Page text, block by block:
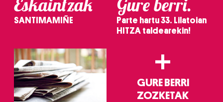
Eskaintzak
SANTIMAMIÑE
Gure berri.
Parte hartu 33. Lilatoian
HITZA taldearekin!
+
GURE BERRI
ZOZKETAK